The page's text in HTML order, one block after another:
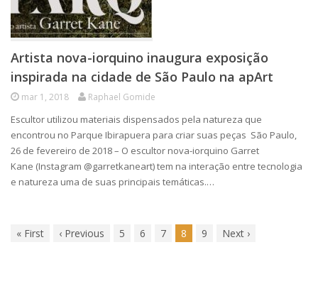
Artista nova-iorquino inaugura exposição
inspirada na cidade de São Paulo na apArt
mar 1, 2018 Raphael Gomide
Escultor utilizou materiais dispensados pela natureza que
encontrou no Parque Ibirapuera para criar suas peças São Paulo,
26 de fevereiro de 2018 – O escultor nova-iorquino Garret
Kane (Instagram @garretkaneart) tem na interação entre tecnologia
e natureza uma de suas principais temáticas.…
« First ‹ Previous 5 6 7 8 9 Next ›